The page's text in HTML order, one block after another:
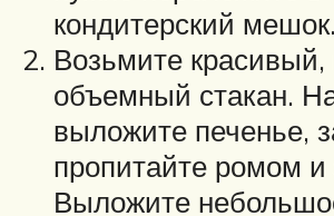
кондитерский мешок.
Возьмите красивый,
объемный стакан.
выложите печенье,
пропитайте ромом и
Выложите